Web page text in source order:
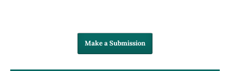
Make a Submission